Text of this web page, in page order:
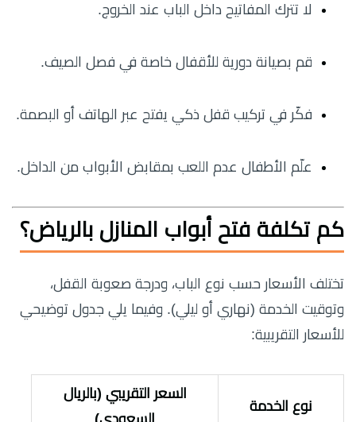
لا تترك المفاتيح داخل الباب عند الخروج.
قم بصيانة دورية للأقفال خاصة في فصل الصيف.
فكّر في تركيب قفل ذكي يفتح عبر الهاتف أو البصمة.
علّم الأطفال عدم اللعب بمقابض الأبواب من الداخل.
كم تكلفة فتح أبواب المنازل بالرياض؟
تختلف الأسعار حسب نوع الباب، ودرجة صعوبة القفل،
وتوقيت الخدمة (نهاري أو ليلي). وفيما يلي جدول توضيحي
للأسعار التقريبية:
نوع الخدمة
السعر التقريبي (بالريال